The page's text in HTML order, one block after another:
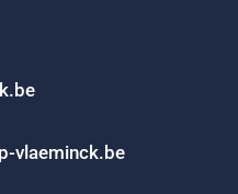
vlaeminck.be